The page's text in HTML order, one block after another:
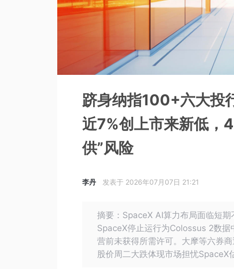
跻身纳指100+六大投
近7%创上市来新低，
供”风险
李丹 发表于 2026年07月07日 21:21
摘要：SpaceX AI算力布局面临短
SpaceX停止运行为Colossus 2数据
营前未获得所需许可。大摩等六券
股价周二大跌体现市场担忧SpaceX